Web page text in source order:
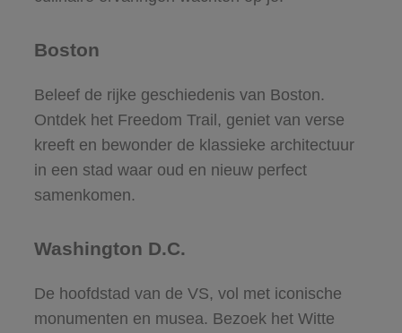
Boston
Beleef de rijke geschiedenis van Boston.
Ontdek het Freedom Trail, geniet van verse
kreeft en bewonder de klassieke architectuur
in een stad waar oud en nieuw perfect
samenkomen.
Washington D.C.
De hoofdstad van de VS, vol met iconische
monumenten en musea. Bezoek het Witte